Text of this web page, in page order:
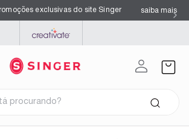
exclusivas do site Singer saiba mais
MYSEWNET